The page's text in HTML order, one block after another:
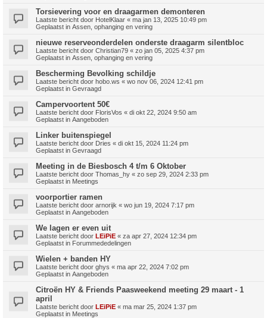
Torsievering voor en draagarmen demonteren
Laatste bericht door HotelKlaar « ma jan 13, 2025 10:49 pm
Geplaatst in Assen, ophanging en vering
nieuwe reserveonderdelen onderste draagarm silentbloc
Laatste bericht door Christian79 « zo jan 05, 2025 4:37 pm
Geplaatst in Assen, ophanging en vering
Bescherming Bevolking schildje
Laatste bericht door hobo.ws « wo nov 06, 2024 12:41 pm
Geplaatst in Gevraagd
Campervoortent 50€
Laatste bericht door FlorisVos « di okt 22, 2024 9:50 am
Geplaatst in Aangeboden
Linker buitenspiegel
Laatste bericht door Dries « di okt 15, 2024 11:24 pm
Geplaatst in Gevraagd
Meeting in de Biesbosch 4 t/m 6 Oktober
Laatste bericht door Thomas_hy « zo sep 29, 2024 2:33 pm
Geplaatst in Meetings
voorportier ramen
Laatste bericht door arnorijk « wo jun 19, 2024 7:17 pm
Geplaatst in Aangeboden
We lagen er even uit
Laatste bericht door LEiPiE « za apr 27, 2024 12:34 pm
Geplaatst in Forummededelingen
Wielen + banden HY
Laatste bericht door ghys « ma apr 22, 2024 7:02 pm
Geplaatst in Aangeboden
Citroën HY & Friends Paasweekend meeting 29 maart - 1
april
Laatste bericht door LEiPiE « ma mar 25, 2024 1:37 pm
Geplaatst in Meetings